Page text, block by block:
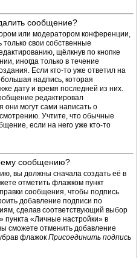
сообщение?
или модератором конференции,
свои собственные
щёлкнув по кнопке
иногда только в течение
Если кто-то уже ответил на
надпись, которая
дату и время последней из них.
редактировал
они могут сами написать о
Учтите, что обычные
если на него уже кто-то
сообщению?
вы должны сначала создать её в
отметить флажком пункт
сообщения, чтобы подпись
добавление подписи по
сделав соответствующий выбор
«Личные настройки» в
сможете отменить добавление
флажок Присоединить подпись